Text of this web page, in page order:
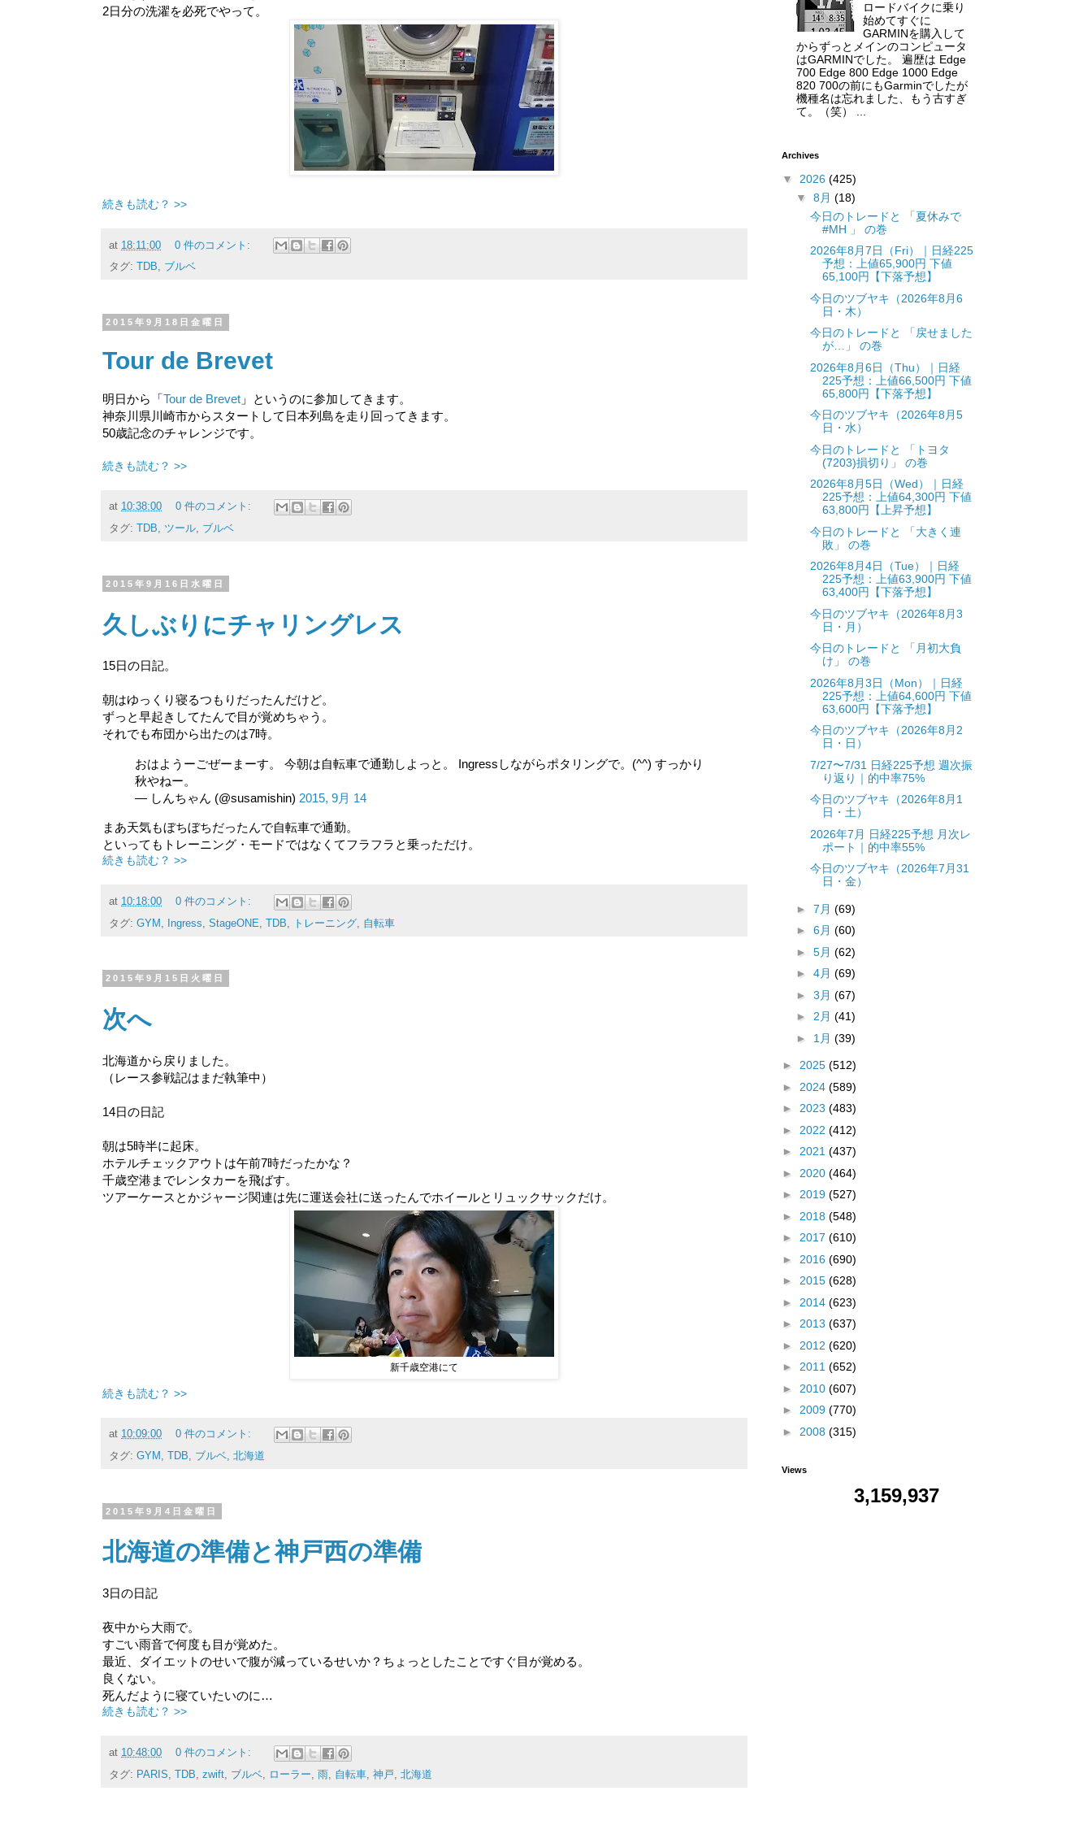
2日分の洗濯を必死でやって。
続きも読む？ >>
at 18:11:00
0 件のコメント:
タグ:
TDB, ブルベ
2015年9月18日金曜日
Tour de Brevet
明日から「Tour de Brevet 」というのに参加してきます。
神奈川県川崎市からスタートして日本列島を走り回ってきます。
50歳記念のチャレンジです。
続きも読む？ >>
at 10:38:00
0 件のコメント:
タグ:
TDB, ツール, ブルベ
2015年9月16日水曜日
久しぶりにチャリングレス
15日の日記。
朝はゆっくり寝るつもりだったんだけど。
ずっと早起きしてたんで目が覚めちゃう。
それでも布団から出たのは7時。
おはようーごぜーまーす。 今朝は自転車で通勤しよっと。 Ingressしながらポタリングで。(^^) すっかり
秋やねー。
— しんちゃん (@susamishin) 2015, 9月 14
まあ天気もぼちぼちだったんで自転車で通勤。
といってもトレーニング・モードではなくてフラフラと乗っただけ。
続きも読む？ >>
at 10:18:00
0 件のコメント:
タグ: GYM Ingress StageONE TDB トレーニング 自転車
2015年9月15日火曜日
次へ
北海道から戻りました。
（レース参戦記はまだ執筆中）
14日の日記
朝は5時半に起床。
ホテルチェックアウトは午前7時だったかな？
千歳空港までレンタカーを飛ばす。
ツアーケースとかジャージ関連は先に運送会社に送ったんでホイールとリュックサックだけ。
新千歳空港にて
続きも読む？ >>
at 10:09:00
0 件のコメント:
タグ: GYM , TDB, ブルベ, 北海道
2015年9月4日金曜日
北海道の準備と神戸西の準備
3日の日記
夜中から大雨で。
すごい雨音で何度も目が覚めた。
最近、ダイエットのせいで腹が減っているせいか？ちょっとしたことですぐ目が覚める。
良くない。
死んだように寝ていたいのに…
続きも読む？ >>
at 10:48:00
0 件のコメント:
タグ: PARIS TDB zwift ブルベ ローラー 雨 自転車 神戸 北海道
ロードバイクに乗り
始めてすぐに
GARMINを購入して
からずっとメインのコンピュータ
はGARMINでした。 遍歴は Edge
700 Edge 800 Edge 1000 Edge
820 700の前にもGarminでしたが
機種名は忘れました、もう古すぎ
て。（笑） ...
Archives
▼ 2026 (425)
▼ 8月 (18)
今日のトレードと 「夏休みで
#MH 」 の巻
2026年8月7日（Fri）｜日経225
予想：上値65,900円 下値
65,100円【下落予想】
今日のツブヤキ（2026年8月6
日・木）
今日のトレードと 「戻せました
が…」 の巻
2026年8月6日（Thu）｜日経
225予想：上値66,500円 下値
65,800円【下落予想】
今日のツブヤキ（2026年8月5
日・水）
今日のトレードと 「トヨタ
(7203)損切り」 の巻
2026年8月5日（Wed）｜日経
225予想：上値64,300円 下値
63,800円【上昇予想】
今日のトレードと 「大きく連
敗」 の巻
2026年8月4日（Tue）｜日経
225予想：上値63,900円 下値
63,400円【下落予想】
今日のツブヤキ（2026年8月3
日・月）
今日のトレードと 「月初大負
け」 の巻
2026年8月3日（Mon）｜日経
225予想：上値64,600円 下値
63,600円【下落予想】
今日のツブヤキ（2026年8月2
日・日）
7/27〜7/31 日経225予想 週次振
り返り｜的中率75%
今日のツブヤキ（2026年8月1
日・土）
2026年7月 日経225予想 月次レ
ポート｜的中率55%
今日のツブヤキ（2026年7月31
日・金）
► 7月 (69)
► 6月 (60)
► 5月 (62)
► 4月 (69)
► 3月 (67)
► 2月 (41)
► 1月 (39)
► 2025 (512)
► 2024 (589)
► 2023 (483)
► 2022 (412)
► 2021 (437)
► 2020 (464)
► 2019 (527)
► 2018 (548)
► 2017 (610)
► 2016 (690)
► 2015 (628)
► 2014 (623)
► 2013 (637)
► 2012 (620)
► 2011 (652)
► 2010 (607)
► 2009 (770)
► 2008 (315)
Views
3,159,937